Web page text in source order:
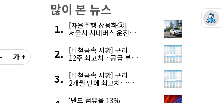
가 +
많이 본 뉴스
[자율주행 상용화②]
서울시 시내버스 운전자
해결한다
[비철금속 시황] 구리
12주 최고치…공급 부족
[비철금속 시황] 구리
2개월 만에 최고치…
우려 확대
‘낸드 점유율 13%